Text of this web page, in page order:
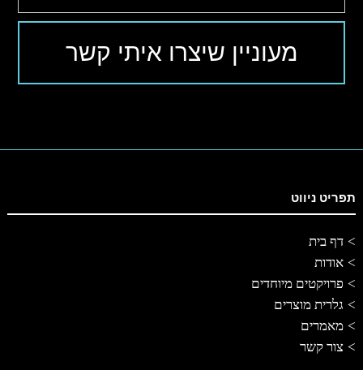
תפריט ניווט
דף בית
אודות
פרויקטים מיוחדים
גלרית מוצרים
מאמרים
צור קשר